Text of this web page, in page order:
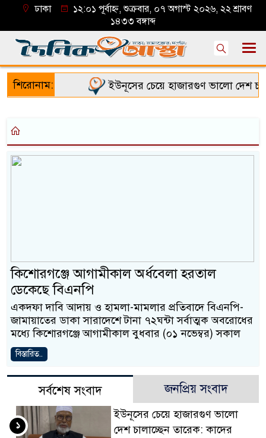
ঢাকা
১২:০১ পূর্বাহ্ন, শুক্রবার, ০৭ অগাস্ট ২০২৬, ২২ শ্রাবণ
১৪৩৩ বঙ্গাব্দ
শিরোনাম: ইউনূসের চেয়ে হাজারগুণ ভালো দেশ
কিশোরগঞ্জে আগামীকাল অর্ধবেলা হরতাল
ডেকেছে বিএনপি
একদফা দাবি আদায় ও হামলা-মামলার প্রতিবাদে বিএনপি-
জামায়াতের ডাকা সারাদেশে টানা ৭২ঘন্টা সর্বাত্মক অবরোধের
মধ্যে কিশোরগঞ্জে আগামীকাল বুধবার (০১ নভেম্বর) সকাল
বিস্তারিত..
সর্বশেষ সংবাদ জনপ্রিয় সংবাদ
ইউনূসের চেয়ে হাজারগুণ ভালো
দেশ চালাচ্ছেন তারেক: কাদের
১